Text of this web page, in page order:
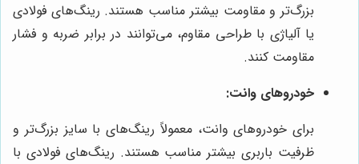
بزرگ‌تر و مقاومت بیشتر مناسب هستند. رینگ‌های فولادی
یا آلیاژی با طراحی مقاوم، می‌توانند در برابر ضربه و فشار
مقاومت کنند.
خودروهای وانت:
برای خودروهای وانت، معمولاً رینگ‌های با سایز بزرگ‌تر و
ظرفیت باربری بیشتر مناسب هستند. رینگ‌های فولادی با